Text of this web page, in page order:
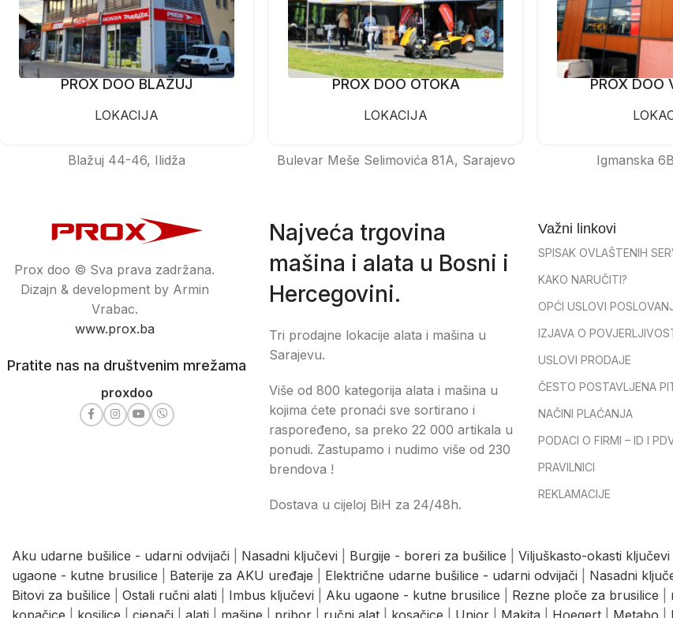
PROX DOO BLAŽUJ
LOKACIJA
Blažuj 44-46, Ilidža
PROX DOO OTOKA
LOKACIJA
Bulevar Meše Selimovića 81A, Sarajevo
PROX DOO
Igmanska
Prox doo © Sva prava zadržana.
Dizajn & development by Armin
Vrabac.
www.prox.ba
Pratite nas na društvenim mrežama
proxdoo
Najveća trgovina
mašina i alata u Bosni i
Hercegovini.
Tri prodajne lokacije alata i mašina u
Sarajevu.
Više od 800 kategorija alata i mašina u
kojima ćete pronaći sve sortirano i
raspoređeno, sa preko 22 000 artikala u
ponudi. Zastupamo i nudimo više od 230
brendova !
Dostava u cijeloj BiH za 24/48h.
Važni linkovi
SPISAK OVLAŠTENIH
KAKO NARUČITI?
OPĆI USLOVI
IZJAVA O
USLOVI PRODAJE
ČESTO POSTAVLJENA
NAČINI PLAĆANJA
PODACI O FIRMI – ID I
PRAVILNICI
REKLAMACIJE
Aku udarne bušilice - udarni odvijači Nasadni ključevi Burgije - boreri za bušilice Viljuškasto-okasti ključevi
ugaone - kutne brusilice
Baterije za AKU uređaje Električne udarne bušilice - udarni odvijači Nasadni
Bitovi za bušilice
Ostali ručni alati Imbus ključevi Aku ugaone - kutne brusilice Rezne ploče za brusilice
kopačice
kosilice cjepači alati mašine pribor ručni alat kosačice Unior Makita Hoegert Metabo